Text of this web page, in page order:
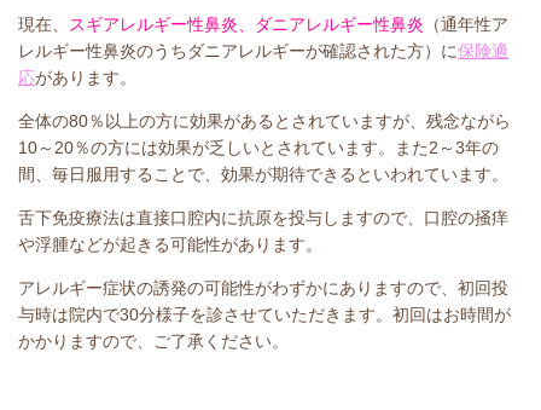
現在、 スギアレルギー性鼻炎、ダニアレルギー性鼻炎 （通年性ア
レルギー性鼻炎のうちダニアレルギーが確認された方）に保険適
応があります。
全体の80％以上の方に効果があるとされていますが、残念ながら
10～20％の方には効果が乏しいとされています。また2～3年の
間、毎日服用することで、効果が期待できるといわれています。
舌下免疫療法は直接口腔内に抗原を投与しますので、口腔の掻痒
や浮腫などが起きる可能性があります。
アレルギー症状の誘発の可能性がわずかにありますので、初回投
与時は院内で30分様子を診させていただきます。初回はお時間が
かかりますので、ご了承ください。